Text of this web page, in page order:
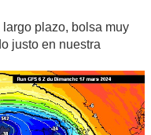
plazo, bolsa muy
justo en nuestra